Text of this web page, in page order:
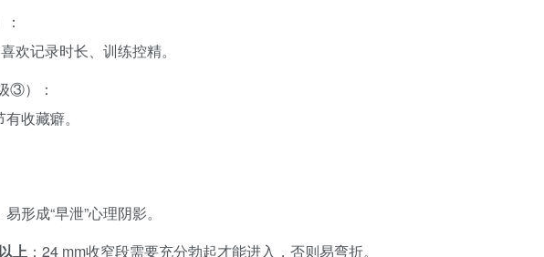
欢记录时长、训练控精。
③）：
收藏癖。
形成“早泄”心理阴影。
上 ：24 mm收窄段需要充分勃起才能进入，否则易弯折。